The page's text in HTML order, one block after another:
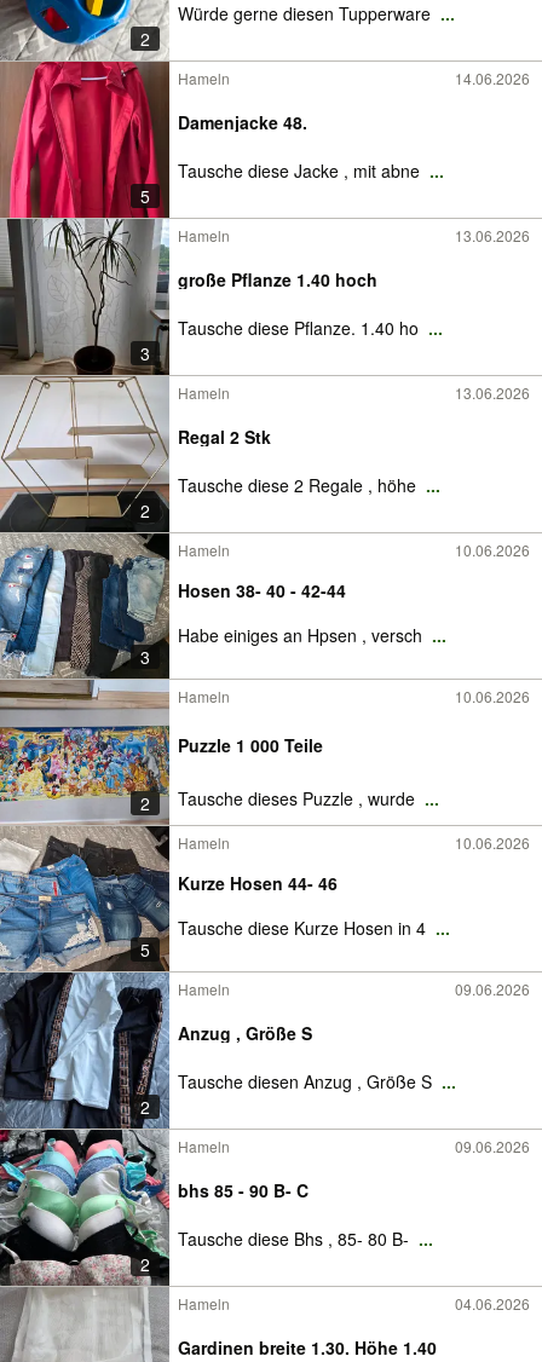
2
Würde gerne diesen Tupperware ...
5
Hameln 14.06.2026
Damenjacke 48.
Tausche diese Jacke , mit abne ...
3
Hameln 13.06.2026
große Pflanze 1.40 hoch
Tausche diese Pflanze. 1.40 ho ...
2
Hameln 13.06.2026
Regal 2 Stk
Tausche diese 2 Regale , höhe ...
3
Hameln 10.06.2026
Hosen 38- 40 - 42-44
Habe einiges an Hpsen , versch ...
2
Hameln 10.06.2026
Puzzle 1 000 Teile
Tausche dieses Puzzle , wurde ...
5
Hameln 10.06.2026
Kurze Hosen 44- 46
Tausche diese Kurze Hosen in 4 ...
2
Hameln 09.06.2026
Anzug , Größe S
Tausche diesen Anzug , Größe S ...
2
Hameln 09.06.2026
bhs 85 - 90 B- C
Tausche diese Bhs , 85- 80 B- ...
Hameln 04.06.2026
Gardinen breite 1.30. Höhe 1.40